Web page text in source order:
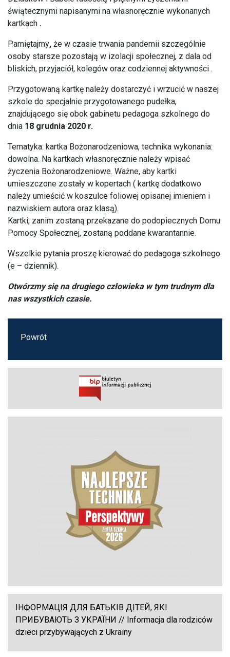
świątecznymi napisanymi na własnoręcznie wykonanych
kartkach .
Pamiętajmy, że w czasie trwania pandemii szczególnie
osoby starsze pozostają w izolacji społecznej, z dala od
bliskich, przyjaciół, kolegów oraz codziennej aktywności .
Przygotowaną kartkę należy dostarczyć i wrzucić w naszej
szkole do specjalnie przygotowanego pudełka,
znajdującego się obok gabinetu pedagoga szkolnego do
dnia 18 grudnia 2020 r.
Tematyka: kartka Bożonarodzeniowa, technika wykonania:
dowolna. Na kartkach własnoręcznie należy wpisać
życzenia Bożonarodzeniowe. Ważne, aby kartki
umieszczone zostały w kopertach ( kartkę dodatkowo
należy umieścić w koszulce foliowej opisanej imieniem i
nazwiskiem autora oraz klasą).
Kartki, zanim zostaną przekazane do podopiecznych Domu
Pomocy Społecznej, zostaną poddane kwarantannie.
Wszelkie pytania proszę kierować do pedagoga szkolnego
(e – dziennik).
Otwórzmy się na drugiego człowieka w tym trudnym dla
nas wszystkich czasie.
Powrót
ІНФОРМАЦІЯ ДЛЯ БАТЬКІВ ДІТЕЙ, ЯКІ
ПРИБУВАЮТЬ З УКРАЇНИ // Informacja dla rodziców
dzieci przybywających z Ukrainy